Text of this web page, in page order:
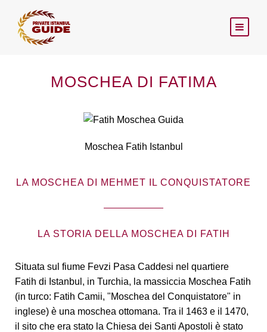
MOSCHEA DI FATIMA
Moschea Fatih Istanbul
LA MOSCHEA DI MEHMET IL CONQUISTATORE
LA STORIA DELLA MOSCHEA DI FATIH
Situata sul fiume Fevzi Pasa Caddesi nel quartiere
Fatih di Istanbul, in Turchia, la massiccia Moschea Fatih
(in turco: Fatih Camii, "Moschea del Conquistatore" in
inglese) è una moschea ottomana. Tra il 1463 e il 1470,
il sito che era stato la Chiesa dei Santi Apostoli è stato